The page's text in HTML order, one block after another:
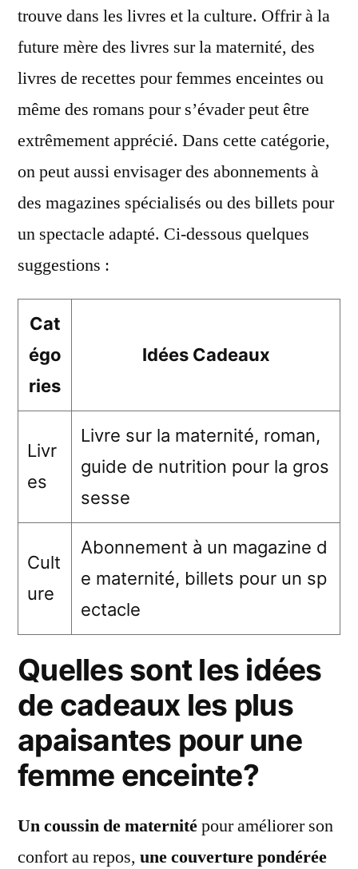
trouve dans les livres et la culture. Offrir à la
future mère des livres sur la maternité, des
livres de recettes pour femmes enceintes ou
même des romans pour s’évader peut être
extrêmement apprécié. Dans cette catégorie,
on peut aussi envisager des abonnements à
des magazines spécialisés ou des billets pour
un spectacle adapté. Ci-dessous quelques
suggestions :
Cat
égo
ries
Idées Cadeaux
Livr
es
Livre sur la maternité, roman,
guide de nutrition pour la gros
sesse
Cult
ure
Abonnement à un magazine d
e maternité, billets pour un sp
ectacle
Quelles sont les idées
de cadeaux les plus
apaisantes pour une
femme enceinte?
Un coussin de maternitépour améliorer son
confort au repos, une couverture pondérée